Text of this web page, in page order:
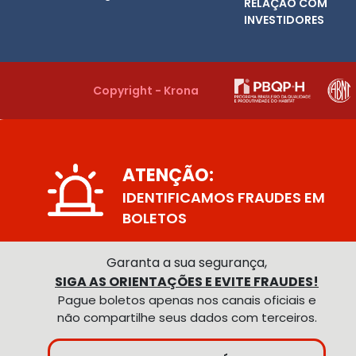
RELAÇÃO COM
INVESTIDORES
Copyright - Krona
ATENÇÃO:
IDENTIFICAMOS FRAUDES EM
BOLETOS
Garanta a sua segurança,
SIGA AS ORIENTAÇÕES E EVITE FRAUDES!
Pague boletos apenas nos canais oficiais e
não compartilhe seus dados com terceiros.